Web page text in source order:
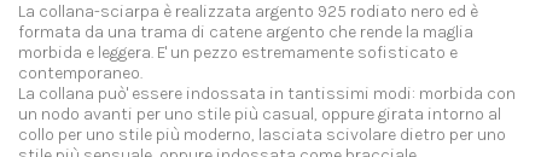
La collana-sciarpa è realizzata argento 925 rodiato nero ed è
formata da una trama di catene argento che rende la maglia
morbida e leggera. E' un pezzo estremamente sofisticato e
contemporaneo.
La collana può' essere indossata in tantissimi modi: morbida con
un nodo avanti per uno stile più casual, oppure girata intorno al
collo per uno stile più moderno, lasciata scivolare dietro per uno